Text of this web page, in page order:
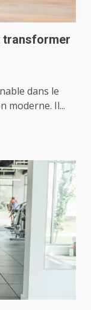
transformer
dans le
moderne. Il...